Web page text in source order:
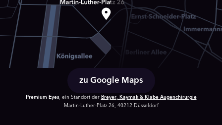
zu Google Maps
Premium Eyes, ein Standort der Breyer, Kaymak & Klabe Augenchirurgie
Martin-Luther-Platz 26, 40212 Düsseldorf